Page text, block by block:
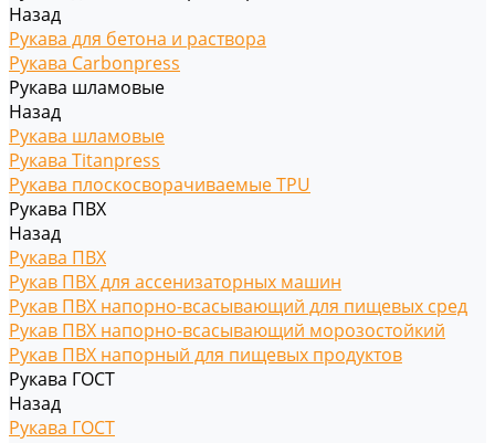
Назад
Рукава для бетона и раствора
Рукава Carbonpress
Рукава шламовые
Назад
Рукава шламовые
Рукава Titanpress
Рукава плоскосворачиваемые TPU
Рукава ПВХ
Назад
Рукава ПВХ
Рукав ПВХ для ассенизаторных машин
Рукав ПВХ напорно-всасывающий для пищевых сред
Рукав ПВХ напорно-всасывающий морозостойкий
Рукав ПВХ напорный для пищевых продуктов
Рукава ГОСТ
Назад
Рукава ГОСТ